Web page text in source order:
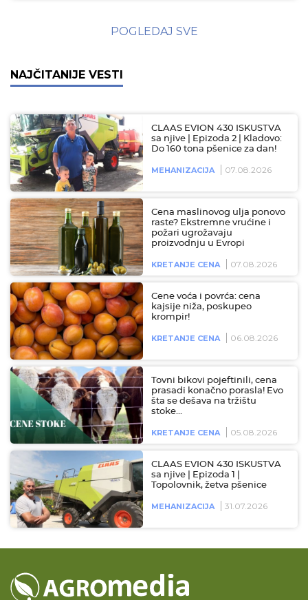
POGLEDAJ SVE
NAJČITANIJE VESTI
CLAAS EVION 430 ISKUSTVA
sa njive | Epizoda 2 | Kladovo:
Do 160 tona pšenice za dan!
MEHANIZACIJA 07.08.2026
Cena maslinovog ulja ponovo
raste? Ekstremne vrućine i
požari ugrožavaju
proizvodnju u Evropi
KRETANJE CENA 07.08.2026
Cene voća i povrća: cena
kajsije niža, poskupeo
krompir!
KRETANJE CENA 06.08.2026
Tovni bikovi pojeftinili, cena
prasadi konačno porasla! Evo
šta se dešava na tržištu
stoke…
KRETANJE CENA 05.08.2026
CLAAS EVION 430 ISKUSTVA
sa njive | Epizoda 1 |
Topolovnik, žetva pšenice
MEHANIZACIJA 31.07.2026